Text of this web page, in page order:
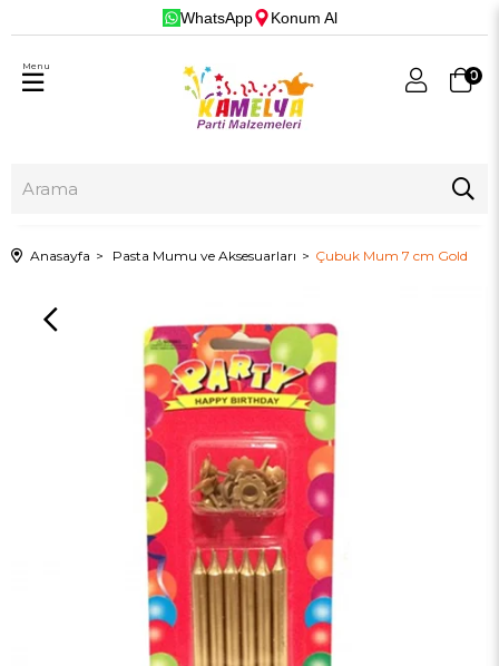
WhatsApp Konum Al
0
Menu
Anasayfa Pasta Mumu ve Aksesuarları Çubuk Mum 7 cm Gold